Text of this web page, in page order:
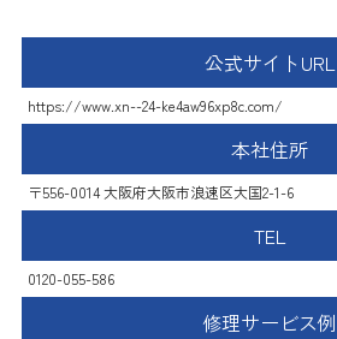
公式サイトURL
https://www.xn--24-ke4aw96xp8c.com/
本社住所
〒556-0014 大阪府大阪市浪速区大国2-1-6
TEL
0120-055-586
修理サービス例